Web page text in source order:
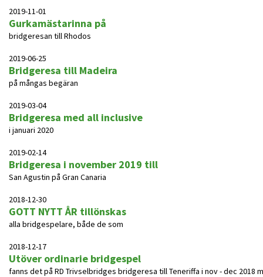
2019-11-01
Gurkamästarinna på
bridgeresan till Rhodos
2019-06-25
Bridgeresa till Madeira
på mångas begäran
2019-03-04
Bridgeresa med all inclusive
i januari 2020
2019-02-14
Bridgeresa i november 2019 till
San Agustin på Gran Canaria
2018-12-30
GOTT NYTT ÅR tillönskas
alla bridgespelare, både de som
2018-12-17
Utöver ordinarie bridgespel
fanns det på RD Trivselbridges bridgeresa till Teneriffa i nov - dec 2018